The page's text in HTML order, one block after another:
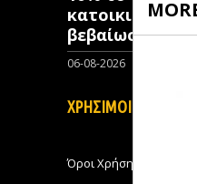
κατοικιών που
βεβαίωση
06-08-2026
ΧΡΗΣΙΜΟΙ
Όροι Χρήσης